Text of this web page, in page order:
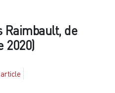
Raimbault, de
2020)